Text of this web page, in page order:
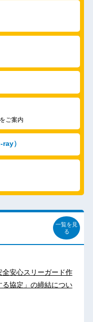
ご案内
）
一覧を見
る
安心スリーガード作
協定」の締結につい